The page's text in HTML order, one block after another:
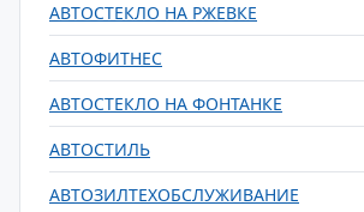
АВТОСТЕКЛО НА РЖЕВКЕ
АВТОФИТНЕС
АВТОСТЕКЛО НА ФОНТАНКЕ
АВТОСТИЛЬ
АВТОЗИЛТЕХОБСЛУЖИВАНИЕ